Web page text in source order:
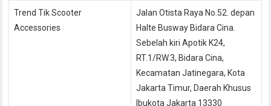
Trend Tik Scooter
Accessories
Jalan Otista Raya No.52. depan
Halte Busway Bidara Cina.
Sebelah kiri Apotik K24,
RT.1/RW.3, Bidara Cina,
Kecamatan Jatinegara, Kota
Jakarta Timur, Daerah Khusus
Ibukota Jakarta 13330